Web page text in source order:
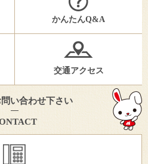
かんたんQ&A
交通アクセス
い合わせ下さい